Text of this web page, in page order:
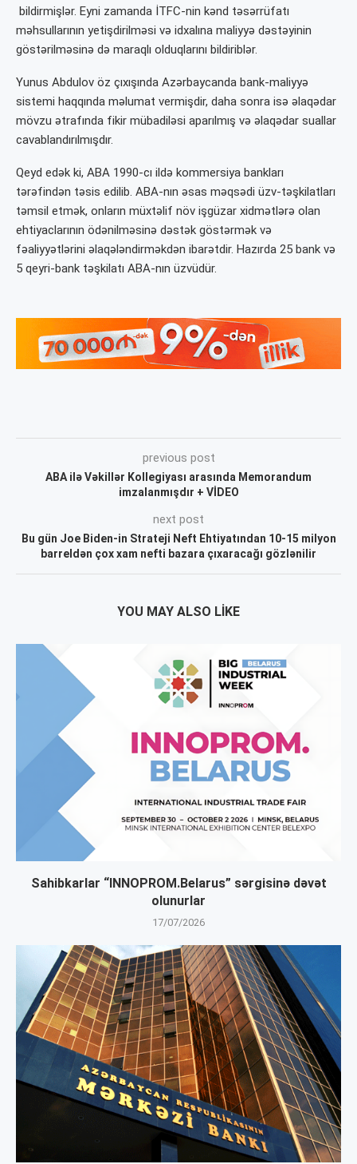
bildirmişlər. Eyni zamanda İTFC-nin kənd təsərrüfatı
məhsullarının yetişdirilməsi və idxalına maliyyə dəstəyinin
göstərilməsinə də maraqlı olduqlarını bildiriblər.
Yunus Abdulov öz çıxışında Azərbaycanda bank-maliyyə
sistemi haqqında məlumat vermişdir, daha sonra isə əlaqədar
mövzu ətrafında fikir mübadiləsi aparılmış və əlaqədar suallar
cavablandırılmışdır.
Qeyd edək ki, ABA 1990-cı ildə kommersiya bankları
tərəfindən təsis edilib. ABA-nın əsas məqsədi üzv-təşkilatları
təmsil etmək, onların müxtəlif növ işgüzar xidmətlərə olan
ehtiyaclarının ödənilməsinə dəstək göstərmək və
fəaliyyətlərini əlaqələndirməkdən ibarətdir. Hazırda 25 bank və
5 qeyri-bank təşkilatı ABA-nın üzvüdür.
previous post
ABA ilə Vəkillər Kollegiyası arasında Memorandum
imzalanmışdır + VİDEO
next post
Bu gün Joe Biden-in Strateji Neft Ehtiyatından 10-15 milyon
barreldən çox xam nefti bazara çıxaracağı gözlənilir
YOU MAY ALSO LIKE
Sahibkarlar “INNOPROM.Belarus” sərgisinə dəvət
olunurlar
17/07/2026